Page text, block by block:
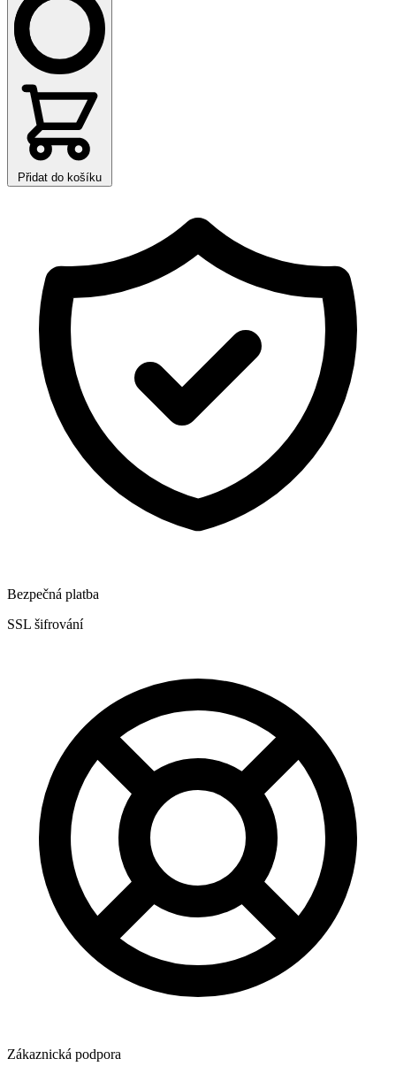
Přidat do košíku
Bezpečná platba
SSL šifrování
Zákaznická podpora